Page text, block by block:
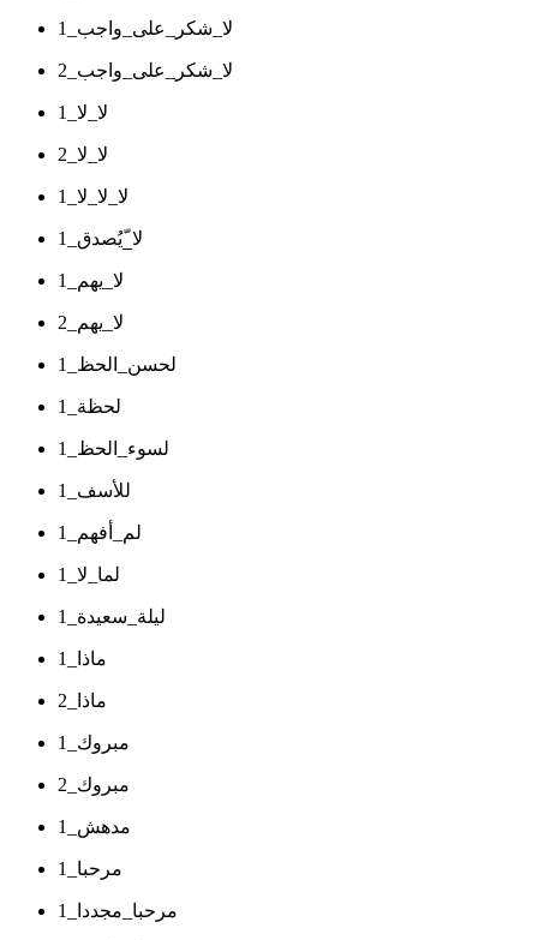
لا_شكر_على_واجب_1
لا_شكر_على_واجب_2
لا_لا_1
لا_لا_2
لا_لا_لا_1
لا_ّيُصدق_1
لا_يهم_1
لا_يهم_2
لحسن_الحظ_1
لحظة_1
لسوء_الحظ_1
للأسف_1
لم_أفهم_1
لما_لا_1
ليلة_سعيدة_1
ماذا_1
ماذا_2
مبروك_1
مبروك_2
مدهش_1
مرحبا_1
مرحبا_مجددا_1